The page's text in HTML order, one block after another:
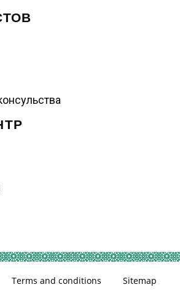
Terms and conditions Sitemap